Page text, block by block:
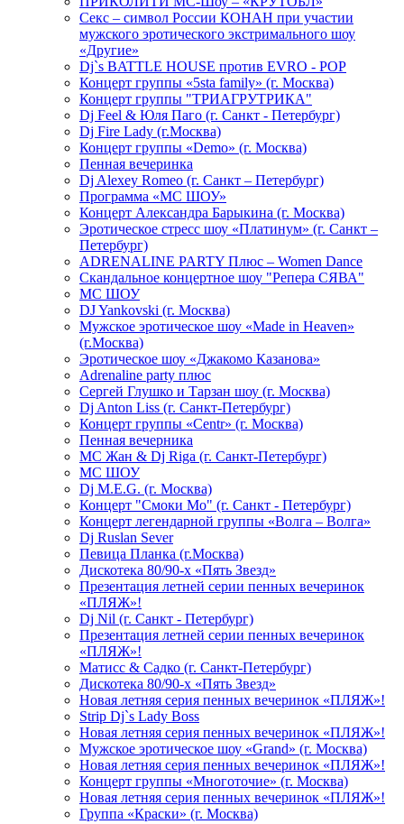
Секс – символ России КОНАН при участии
мужского эротического экстримального шоу
«Другие»
Dj`s BATTLE HOUSE против EVRO - POP
Концерт группы «5sta family» (г. Москва)
Концерт группы "ТРИАГРУТРИКА"
Dj Feel & Юля Паго (г. Санкт - Петербург)
Dj Fire Lady (г.Москва)
Концерт группы «Demo» (г. Москва)
Пенная вечеринка
Dj Alexey Romeo (г. Санкт – Петербург)
Программа «МС ШОУ»
Концерт Александра Барыкина (г. Москва)
Эротическое стресс шоу «Платинум» (г. Санкт –
Петербург)
ADRENALINE PARTY Плюс – Women Dance
Скандальное концертное шоу "Репера СЯВА"
МС ШОУ
DJ Yankovski (г. Москва)
Мужское эротическое шоу «Made in Heaven»
(г.Москва)
Эротическое шоу «Джакомо Казанова»
Adrenaline party плюс
Сергей Глушко и Тарзан шоу (г. Москва)
Dj Anton Liss (г. Санкт-Петербург)
Концерт группы «Centr» (г. Москва)
Пенная вечерника
МС Жан & Dj Riga (г. Санкт-Петербург)
МС ШОУ
Dj M.E.G. (г. Москва)
Концерт "Смоки Мо" (г. Санкт - Петербург)
Концерт легендарной группы «Волга – Волга»
Dj Ruslan Sever
Певица Планка (г.Москва)
Дискотека 80/90-х «Пять Звезд»
Презентация летней серии пенных вечеринок
«ПЛЯЖ»!
Dj Nil (г. Санкт - Петербург)
Презентация летней серии пенных вечеринок
«ПЛЯЖ»!
Матисс & Садко (г. Санкт-Петербург)
Дискотека 80/90-х «Пять Звезд»
Новая летняя серия пенных вечеринок «ПЛЯЖ»!
Strip Dj`s Lady Boss
Новая летняя серия пенных вечеринок «ПЛЯЖ»!
Мужское эротическое шоу «Grand» (г. Москва)
Новая летняя серия пенных вечеринок «ПЛЯЖ»!
Концерт группы «Многоточие» (г. Москва)
Новая летняя серия пенных вечеринок «ПЛЯЖ»!
Группа «Краски» (г. Москва)